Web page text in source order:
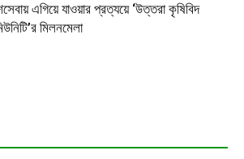
এগিয়ে যাওয়ার প্রত্যয়ে ‘উত্তরা কৃষিবিদ
মিলনমেলা